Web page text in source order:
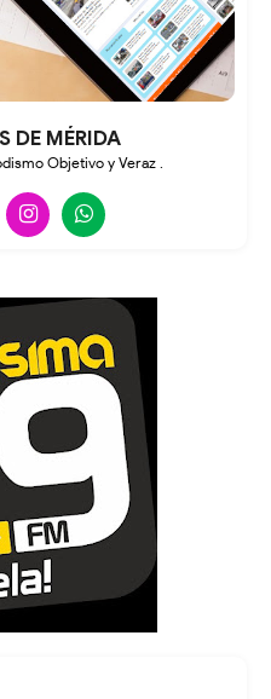
DE MÉRIDA
Objetivo y Veraz .